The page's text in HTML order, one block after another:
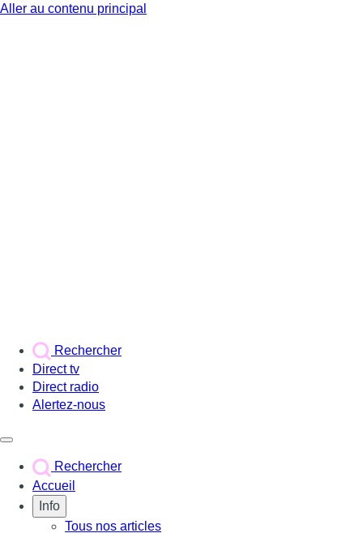
Aller au contenu principal
Rechercher
Direct tv
Direct radio
Alertez-nous
Rechercher
Accueil
Info
Tous nos articles